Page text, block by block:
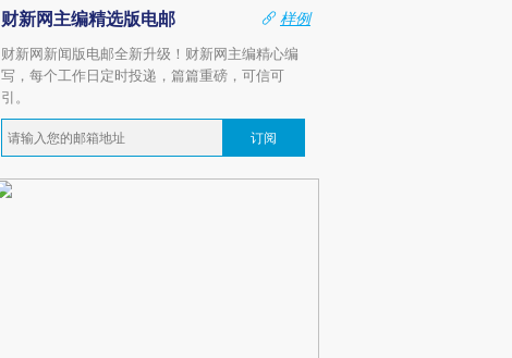
财新网主编精选版电邮
样例
财新网新闻版电邮全新升级！财新网主编精心编
写，每个工作日定时投递，篇篇重磅，可信可
引。
订阅